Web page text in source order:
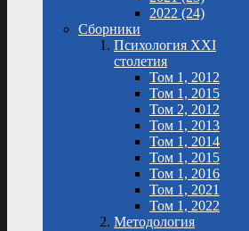
2022 (24)
Сборники
Психология XXI
столетия
Том 1, 2012
Том 1, 2015
Том 2, 2012
Том 1, 2013
Том 1, 2014
Том 1, 2015
Том 1, 2016
Том 1, 2021
Том 1, 2022
Методология